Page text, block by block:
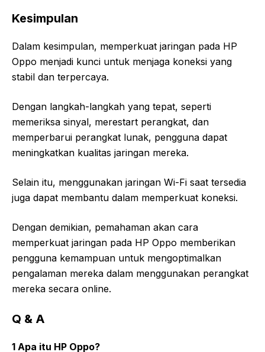
Kesimpulan
Dalam kesimpulan, memperkuat jaringan pada HP
Oppo menjadi kunci untuk menjaga koneksi yang
stabil dan terpercaya.
Dengan langkah-langkah yang tepat, seperti
memeriksa sinyal, merestart perangkat, dan
memperbarui perangkat lunak, pengguna dapat
meningkatkan kualitas jaringan mereka.
Selain itu, menggunakan jaringan Wi-Fi saat tersedia
juga dapat membantu dalam memperkuat koneksi.
Dengan demikian, pemahaman akan cara
memperkuat jaringan pada HP Oppo memberikan
pengguna kemampuan untuk mengoptimalkan
pengalaman mereka dalam menggunakan perangkat
mereka secara online.
Q & A
1 Apa itu HP Oppo?